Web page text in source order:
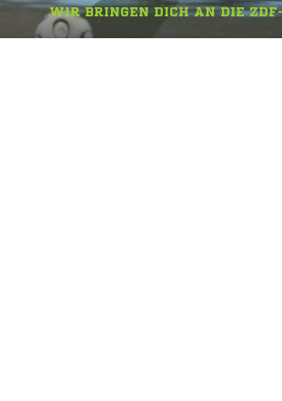
WIR BRINGEN DICH AN DIE